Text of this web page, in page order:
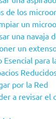
de los
un
una navaja
un
para
por la Red
a revisar el